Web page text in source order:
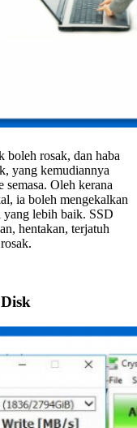
boleh rosak, dan haba
yang kemudiannya
semasa. Oleh kerana
ia boleh mengekalkan
yang lebih baik. SSD
hentakan, terjatuh